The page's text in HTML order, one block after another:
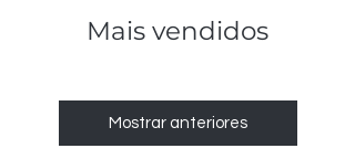
Mais vendidos
Mostrar anteriores